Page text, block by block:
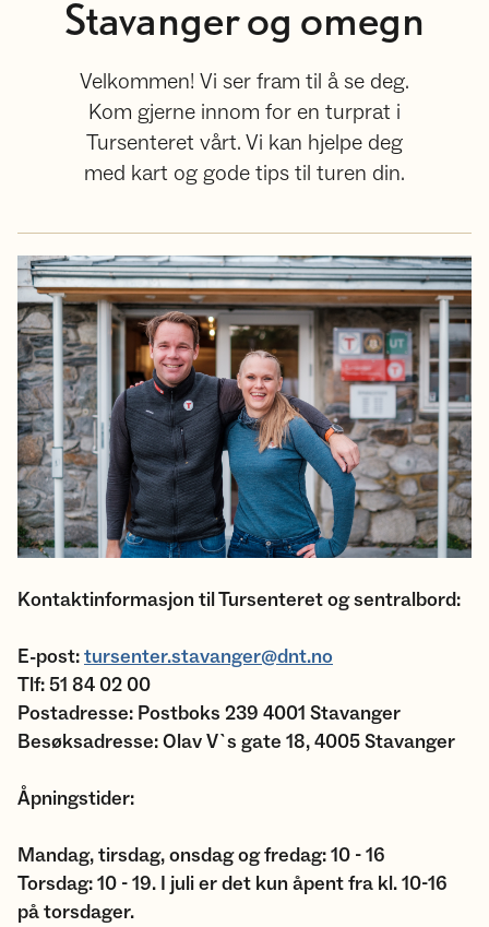
Stavanger og omegn
Velkommen! Vi ser fram til å se deg.
Kom gjerne innom for en turprat i
Tursenteret vårt. Vi kan hjelpe deg
med kart og gode tips til turen din.
Kontaktinformasjon til Tursenteret og sentralbord:
E-post:tursenter.stavanger@dnt.no
Tlf: 51 84 02 00
Postadresse: Postboks 239 4001 Stavanger
Besøksadresse: Olav V`s gate 18, 4005 Stavanger
Åpningstider:
Mandag, tirsdag, onsdag og fredag: 10 - 16
Torsdag: 10 - 19. I juli er det kun åpent fra kl. 10-16
på torsdager.